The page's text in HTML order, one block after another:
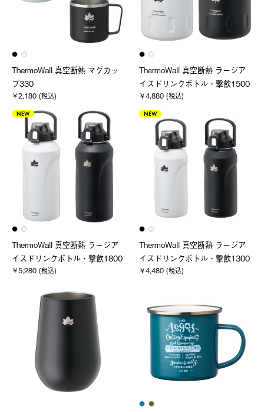
ThermoWall 真空断熱 マグカッ
プ330
￥2,180 (税込)
ThermoWall 真空断熱 ラージア
イスドリンクボトル・撃飲1500
￥4,880 (税込)
NEW
ThermoWall 真空断熱 ラージア
イスドリンクボトル・撃飲1800
￥5,280 (税込)
NEW
ThermoWall 真空断熱 ラージア
イスドリンクボトル・撃飲1300
￥4,480 (税込)